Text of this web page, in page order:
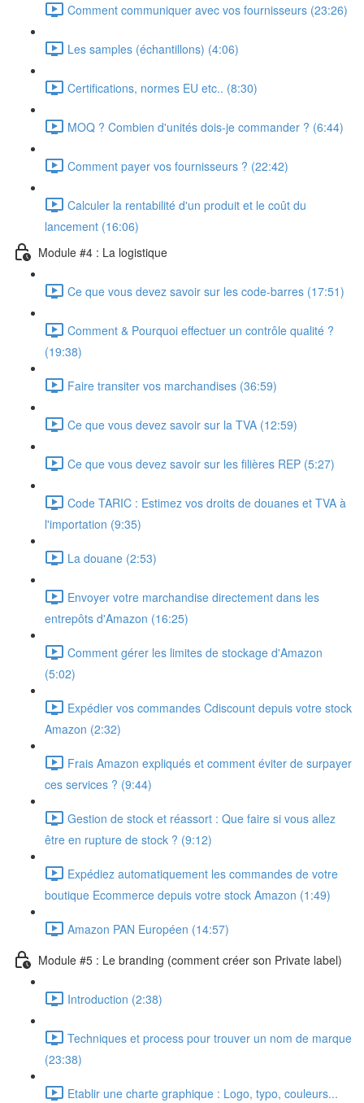
Comment communiquer avec vos fournisseurs (23:26)
Les samples (échantillons) (4:06)
Certifications, normes EU etc.. (8:30)
MOQ ? Combien d'unités dois-je commander ? (6:44)
Comment payer vos fournisseurs ? (22:42)
Calculer la rentabilité d'un produit et le coût du
lancement (16:06)
Module #4 : La logistique
Ce que vous devez savoir sur les code-barres (17:51)
Comment & Pourquoi effectuer un contrôle qualité ?
(19:38)
Faire transiter vos marchandises (36:59)
Ce que vous devez savoir sur la TVA (12:59)
Ce que vous devez savoir sur les filières REP (5:27)
Code TARIC : Estimez vos droits de douanes et TVA à
l'importation (9:35)
La douane (2:53)
Envoyer votre marchandise directement dans les
entrepôts d'Amazon (16:25)
Comment gérer les limites de stockage d'Amazon
(5:02)
Expédier vos commandes Cdiscount depuis votre stock
Amazon (2:32)
Frais Amazon expliqués et comment éviter de surpayer
ces services ? (9:44)
Gestion de stock et réassort : Que faire si vous allez
être en rupture de stock ? (9:12)
Expédiez automatiquement les commandes de votre
boutique Ecommerce depuis votre stock Amazon (1:49)
Amazon PAN Européen (14:57)
Module #5 : Le branding (comment créer son Private label)
Introduction (2:38)
Techniques et process pour trouver un nom de marque
(23:38)
Etablir une charte graphique : Logo, typo, couleurs...